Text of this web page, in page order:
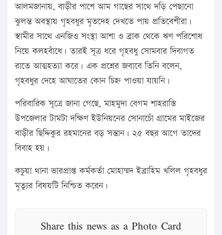
আলমজানায়, বাড়ীর পাশে আম গাছের সাথে দড়ি পেছানো
ঝুলন্ত অবস্থায় গৃহবধুর মৃতদেহ দেখতে পায় প্রতিবেশীরা।
স্বামীর সাথে এনজিও সংস্থা আশা ও ব্রাক থেকে ঋণ পরিশোধ
নিয়ে কলহবাঁধে। তারই সূত্র ধরে গৃহবধু সোমবার দিবাগত
রাতে আত্মহত্যা করে। এক প্রশ্নের জবাবে তিনি বলেন,
গৃহবধুর দেহে আঘাতের কোন চিহ্ন পাওয়া যায়নি।
পরিবারিক সূত্রে জানা গেছে, মাহমুদা বেগম শাহরাস্তি
উপজেলার টামটা দক্ষিণ ইউনিয়নের সোনাচোঁ গ্রামের মাইজের
বাড়ীর ছিদ্দিকুর রহমানের বড় সন্তান। ২৫ বছর আগে তাদের
বিবাহ হয়।
কচুয়া থানা ভারপ্রাপ্ত কর্মকর্তা মোহাম্মদ ইব্রাহিম খলিল গৃহবধুর
মৃত্যুর বিষয়টি নিশ্চিত করেন।
Share this news as a Photo Card